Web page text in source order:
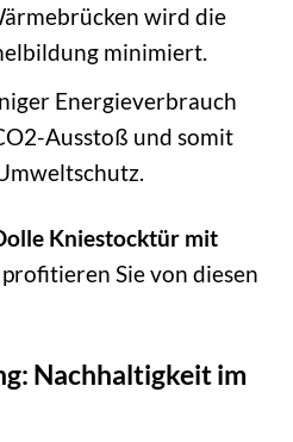
wird die
minimiert.
Energieverbrauch
Ausstoß und somit
Kniestocktür mit
Sie von diesen
Nachhaltigkeit im